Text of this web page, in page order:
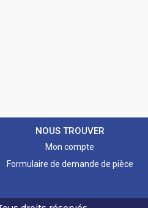
NOUS TROUVER
Mon compte
Formulaire de demande de pièce